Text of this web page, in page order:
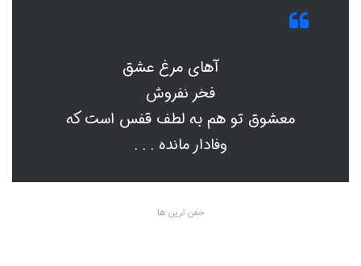
آهای مرغ عشق
فخر نفروش
معشوق تو هم به لطف قفس است که
وفادار مانده . . .
خفن ترین ها